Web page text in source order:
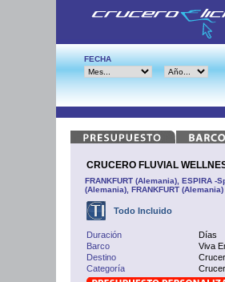
FECHA
CRUCERO FLUVIAL
FRANKFURT (Alemania), ESPIRA -
(Alemania), FRANKFURT (Alemania)
Todo Incluido
Duración
Días
Barco
Viva
Destino
Categoría